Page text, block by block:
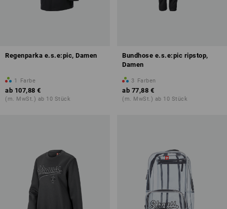
Regenparka e.s.e:pic, Damen
1 Farbe
ab 107,88 €
(m. MwSt.) ab 10 Stück
Bundhose e.s.e:pic ripstop,
Damen
3 Farben
ab 77,88 €
(m. MwSt.) ab 10 Stück